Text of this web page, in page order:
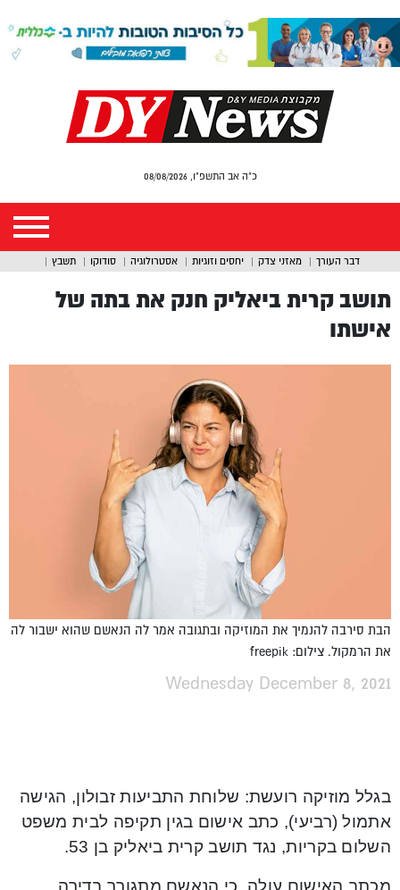
כ"ה אב התשפ"ו, 08/08/2026
דבר העורך מאזני צדק יחסים וזוגיות אסטרולוגיה סודוקו תשבץ
תושב קרית ביאליק חנק את בתה של
אישתו
הבת סירבה להנמיך את המוזיקה ובתגובה אמר לה הנאשם שהוא ישבור לה
את הרמקול. צילום: freepik
Wednesday December 8, 2021
בגלל מוזיקה רועשת: שלוחת התביעות זבולון, הגישה
אתמול (רביעי), כתב אישום בגין תקיפה לבית משפט
השלום בקריות, נגד תושב קרית ביאליק בן 53.
מכתב האישום עולה, כי הנאשם מתגורר בדירה